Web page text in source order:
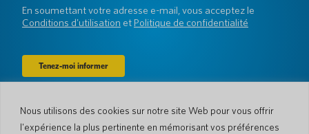
Nous utilisons des cookies sur notre site Web pour vous offrir
l'expérience la plus pertinente en mémorisant vos préférences
(Obligatoire)
En soumettant votre adresse e-mail, vous acceptez le
Conditions d'utilisation et Politique de confidentialité
Entreprise